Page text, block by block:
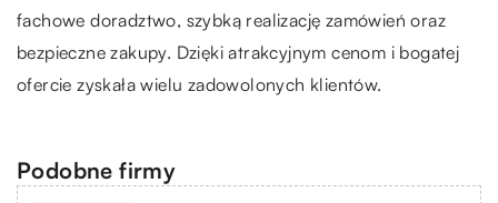
fachowe doradztwo, szybką realizację zamówień oraz
bezpieczne zakupy. Dzięki atrakcyjnym cenom i bogatej
ofercie zyskała wielu zadowolonych klientów.
Podobne firmy